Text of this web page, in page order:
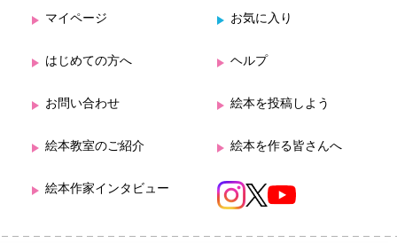
マイページ お気に入り
はじめての方へ ヘルプ
お問い合わせ 絵本を投稿しよう
絵本教室のご紹介 絵本を作る皆さんへ
絵本作家インタビュー